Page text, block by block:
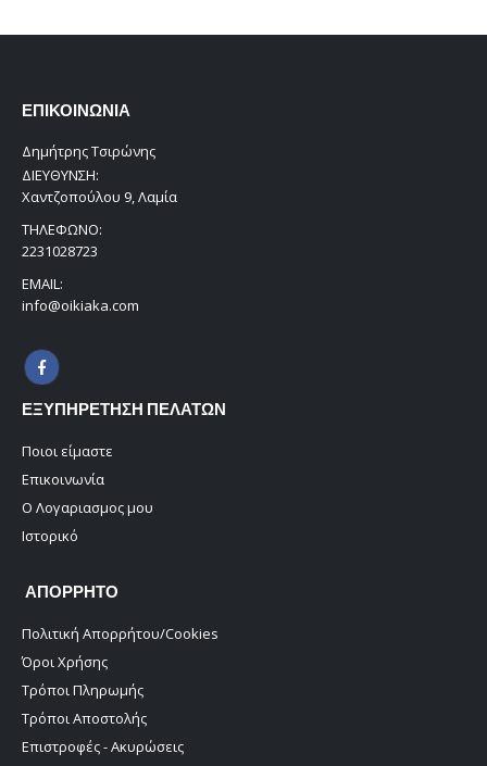
ΕΠΙΚΟΙΝΩΝΊΑ
Δημήτρης Τσιρώνης
ΔΙΕΎΘΥΝΣΗ:
Χαντζοπούλου 9, Λαμία
ΤΗΛΈΦΩΝΟ:
2231028723
EMAIL:
info@oikiaka.com
ΕΞΥΠΗΡΕΤΗΣΗ ΠΕΛΑΤΩΝ
Ποιοι είμαστε
Επικοινωνία
Ο Λογαριασμος μου
Ιστορικό
ΑΠΟΡΡΗΤΟ
Πολιτική Απορρήτου/Cookies
Όροι Χρήσης
Τρόποι Πληρωμής
Τρόποι Αποστολής
Επιστροφές - Ακυρώσεις